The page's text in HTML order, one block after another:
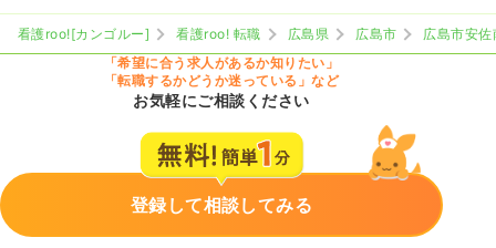
看護roo![カンゴルー] 看護roo! 転職 広島県 広島市
広島市安佐
「希望に合う求人があるか知りたい」
「転職するかどうか迷っている」など
お気軽にご相談ください
登録して相談してみる